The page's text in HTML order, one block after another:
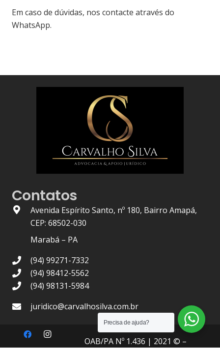
Em caso de dúvidas, nos contacte através do
WhatsApp.
Contatos
Avenida Espírito Santo, nº 180, Bairro Amapá,
CEP: 68502-030
Marabá – PA
(94) 99271-7332
(94) 98412-5562
(94) 98131-5984
juridico@carvalhosilva.com.br
OAB/PA Nº 1.436 | 2021 © –
Precisa de ajuda?